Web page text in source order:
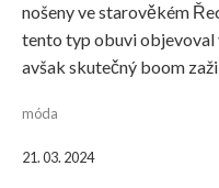
nošeny ve starověkém
tento typ obuvi objevoval
avšak skutečný boom
móda
21. 03. 2024